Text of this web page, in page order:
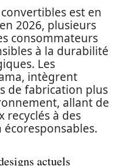
est en
2026, plusieurs
consommateurs
à la durabilité
Les
intègrent
de fabrication plus
allant de
recyclés à des
actuels